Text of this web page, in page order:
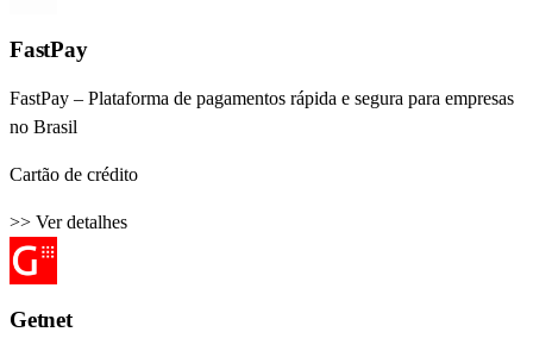
FastPay
FastPay – Plataforma de pagamentos rápida e segura para empresas
no Brasil
Cartão de crédito
>> Ver detalhes
Getnet